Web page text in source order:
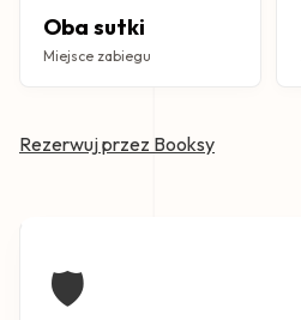
Oba sutki
Miejsce zabiegu
Rezerwuj przez Booksy
🛡️